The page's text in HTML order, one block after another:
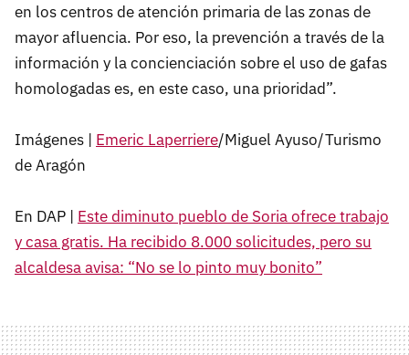
en los centros de atención primaria de las zonas de
mayor afluencia. Por eso, la prevención a través de la
información y la concienciación sobre el uso de gafas
homologadas es, en este caso, una prioridad”.
Imágenes | Emeric Laperriere/Miguel Ayuso/Turismo
de Aragón
En DAP | Este diminuto pueblo de Soria ofrece trabajo
y casa gratis. Ha recibido 8.000 solicitudes, pero su
alcaldesa avisa: “No se lo pinto muy bonito”